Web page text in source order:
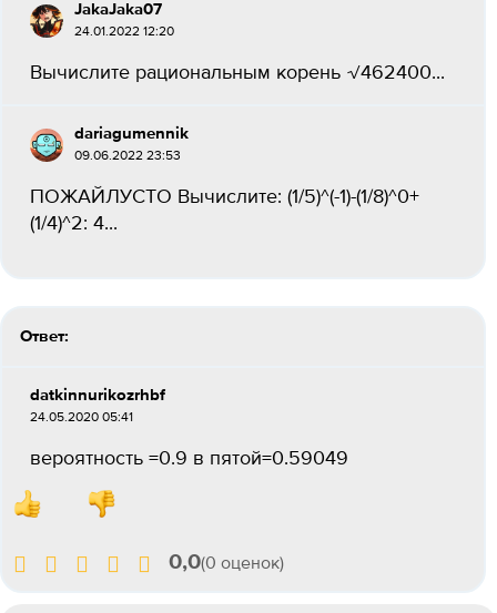
JakaJaka07
24.01.2022 12:20
Вычислите рациональным корень √462400...
dariagumennik
09.06.2022 23:53
ПОЖАЙЛУСТО Вычислите: (1/5)^(-1)-(1/8)^0+
(1/4)^2: 4...
Ответ:
datkinnurikozrhbf
24.05.2020 05:41
вероятность =0.9 в пятой=0.59049
0,0(0 оценок)